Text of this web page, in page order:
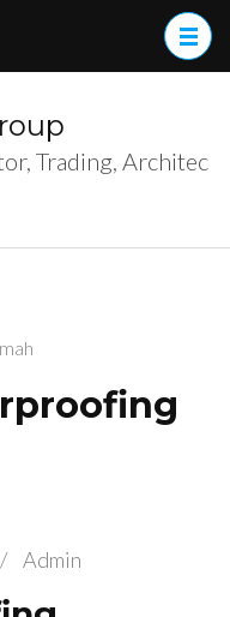
Trading, Architec
/ Admin